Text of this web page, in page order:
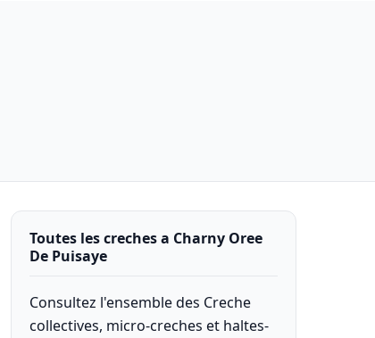
Toutes les creches a Charny Oree
De Puisaye
Consultez l'ensemble des Creche
collectives, micro-creches et haltes-